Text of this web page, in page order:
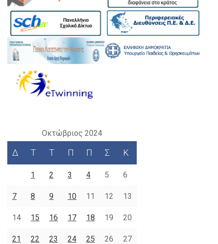
Οκτώβριος 2024
Δ Τ Τ Π Π Σ Κ
1 2 3 4 5 6
7 8 9 10 11 12 13
14 15 16 17 18 19 20
21 22 23 24 25 26 27